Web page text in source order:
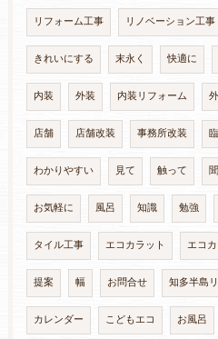
リフォーム工事 リノベーション工事
きれいにする 末永く 快適に
内装 外装 内装リフォーム
店舗 店舗改装 事務所改装
わかりやすい 見て 触って
お気軽に 風呂 知識 勉強
タイル工事 エコカラット エコ
提案 幅 お問合せ 知多半島
カレンダー こどもエコ お風呂